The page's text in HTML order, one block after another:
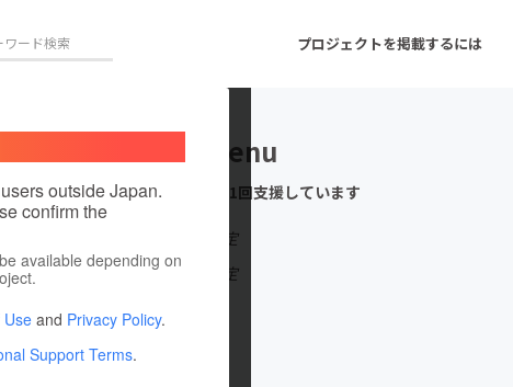
プロジェクトを掲載するには
プロジェクト 注目のリターン 注目の新着プロジェクト
アート・写真
クノロジー・ガジェット
像・映画
outside Japan.
confirm the
available depending on
Use and Privacy Policy.
Support Terms.
mizueeenu
これまでに1回支援しています
在住国：未設定
出身国：未設定